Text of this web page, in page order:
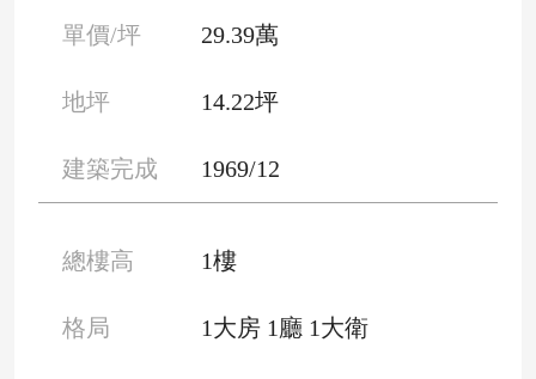
單價/坪 29.39萬
地坪 14.22坪
建築完成 1969/12
總樓高 1樓
格局 1大房 1廳 1大衛